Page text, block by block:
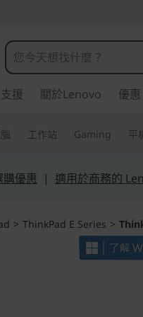
支援 關於Lenovo 優惠
工作站 Gaming 平
購優惠 | 適用於商務的
> ThinkPad E Series >